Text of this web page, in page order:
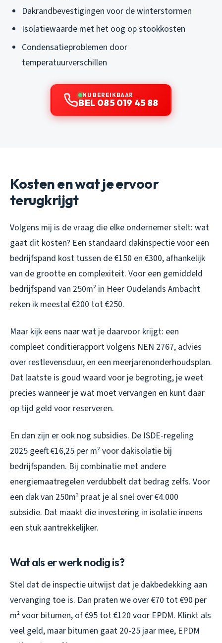
Dakrandbevestigingen voor de winterstormen
Isolatiewaarde met het oog op stookkosten
Condensatieproblemen door
temperatuurverschillen
NU BEREIKBAAR
BEL 085 019 45 88
Kosten en wat je ervoor
terugkrijgt
Volgens mij is de vraag die elke ondernemer stelt: wat
gaat dit kosten? Een standaard dakinspectie voor een
bedrijfspand kost tussen de €150 en €300, afhankelijk
van de grootte en complexiteit. Voor een gemiddeld
bedrijfspand van 250m² in Heer Oudelands Ambacht
reken ik meestal €200 tot €250.
Maar kijk eens naar wat je daarvoor krijgt: een
compleet conditierapport volgens NEN 2767, advies
over restlevensduur, en een meerjarenonderhoudsplan.
Dat laatste is goud waard voor je begroting, je weet
precies wanneer je wat moet vervangen en kunt daar
op tijd geld voor reserveren.
En dan zijn er ook nog subsidies. De ISDE-regeling
2025 geeft €16,25 per m² voor dakisolatie bij
bedrijfspanden. Bij combinatie met andere
energiemaatregelen verdubbelt dat bedrag zelfs. Voor
een dak van 250m² praat je al snel over €4.000
subsidie. Dat maakt die investering in isolatie ineens
een stuk aantrekkelijker.
Wat als er werk nodig is?
Stel dat de inspectie uitwijst dat je dakbedekking aan
vervanging toe is. Dan praten we over €70 tot €90 per
m² voor bitumen, of €95 tot €120 voor EPDM. Klinkt als
veel geld, maar bitumen gaat 20-25 jaar mee, EPDM